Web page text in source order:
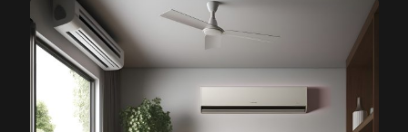
Kostnadsfri
rådgivning
Vi erbjuder gratis hembesök och rådgivning
för att hjälpa dig hitta den bästa lösningen